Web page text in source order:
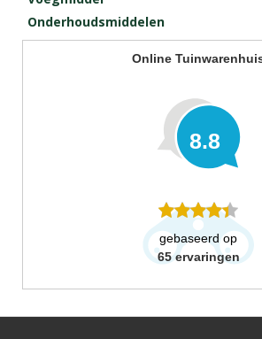
Onderhoudsmiddelen
Online
8.8
gebaseerd op
65 ervaringen